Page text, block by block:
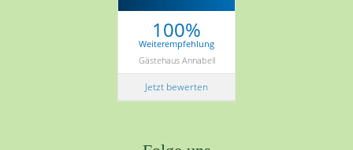
100%
Weiterempfehlung
Gästehaus Annabell
Jetzt bewerten